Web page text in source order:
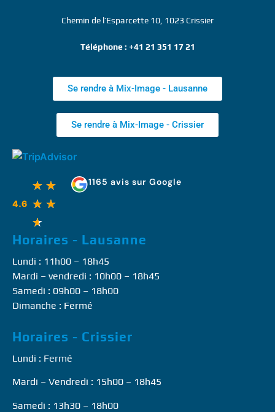
Chemin de l’Esparcette 10, 1023 Crissier
Téléphone : +41 21 351 17 21
Se rendre à Mix-Image - Lausanne
Se rendre à Mix-Image - Crissier
4.6
★ ★
★ ★
★
1165 avis sur Google
Horaires - Lausanne
Lundi : 11h00 – 18h45
Mardi – vendredi : 10h00 – 18h45
Samedi : 09h00 – 18h00
Dimanche : Fermé
Horaires - Crissier
Lundi : Fermé
Mardi – Vendredi : 15h00 – 18h45
Samedi : 13h30 – 18h00